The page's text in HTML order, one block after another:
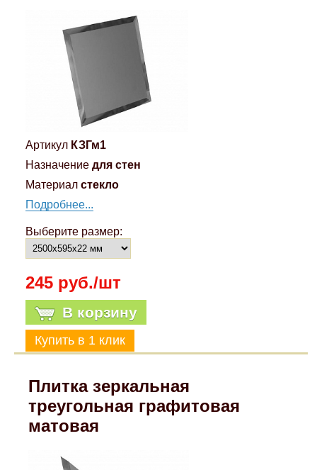
Артикул КЗГм1
Назначение для стен
Материал стекло
Подробнее...
Выберите размер:
245 руб./шт
В корзину
Плитка зеркальная
треугольная графитовая
матовая